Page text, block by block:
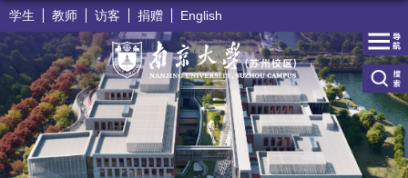
学生 教师 访客 捐赠 English